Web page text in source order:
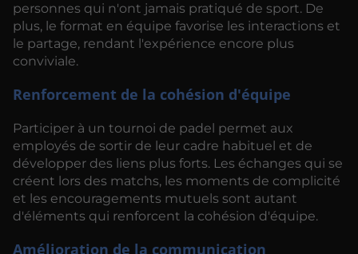
personnes qui n'ont jamais pratiqué de sport. De
plus, le format en équipe favorise les interactions et
le partage, rendant l'expérience encore plus
conviviale.
Renforcement de la cohésion d'équipe
Participer à un tournoi de padel permet aux
employés de sortir de leur cadre habituel et de
développer des liens plus forts. Les échanges qui se
créent lors des matchs, les moments de complicité
et les encouragements mutuels sont autant
d'éléments qui renforcent la cohésion d'équipe.
Amélioration de la communication